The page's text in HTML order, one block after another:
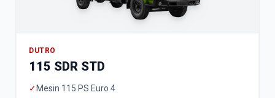
DUTRO
115 SDR STD
✓ Mesin 115 PS Euro 4